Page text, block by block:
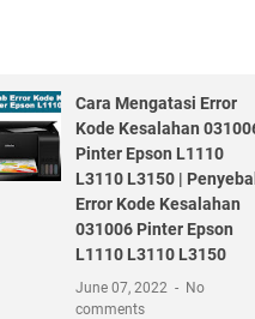
Cara Mengatasi Error
Kode Kesalahan
Pinter Epson L1110
L3110 L3150 |
Error Kode Kesalahan
031006 Pinter Epson
L1110 L3110 L3150
June 07, 2022
No
comments